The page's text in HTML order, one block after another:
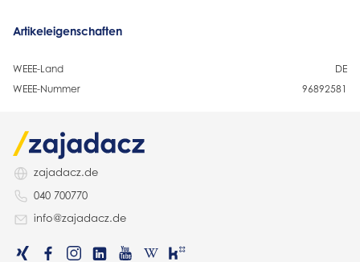
Artikeleigenschaften
WEEE-Land
DE
WEEE-Nummer
96892581
zajadacz.de
040 700770
info@zajadacz.de